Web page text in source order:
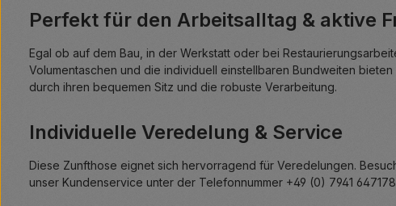
Perfekt für den Arbeitsalltag & aktive
Egal ob auf dem Bau, in der Werkstatt oder bei
Volumentaschen und die individuell einstellbaren Bundweiten
durch ihren bequemen Sitz und die robuste Verarbeitung.
Individuelle Veredelung & Service
Diese Zunfthose eignet sich hervorragend für Veredelungen.
unser Kundenservice unter der Telefonnummer +49 (0) 7941